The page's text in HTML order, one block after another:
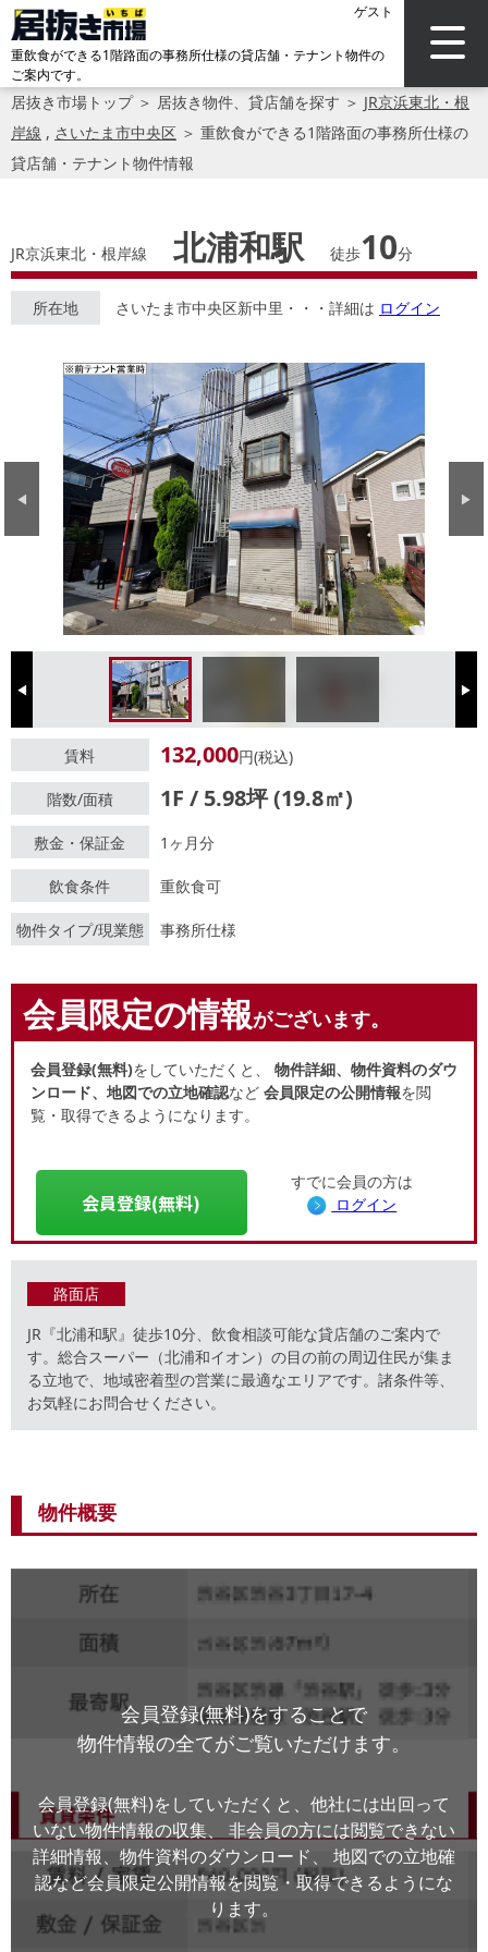
ゲスト
重飲食ができる1階路面の事務所仕様の貸店舗・テナント物件の
ご案内です。
居抜き市場トップ＞ 居抜き物件、貸店舗を探す ＞ JR京浜東北・根
岸線 , さいたま市中央区 ＞ 重飲食ができる1階路面の事務所仕様の
貸店舗・テナント物件情報
JR京浜東北・根岸線 北浦和駅 徒歩10分
所在地 さいたま市中央区新中里・・・詳細は ログイン
Previous Next
Previous Next
賃料 132,000円(税込)
階数/面積 1F / 5.98坪 (19.8㎡)
敷金・保証金 1ヶ月分
飲食条件 重飲食可
物件タイプ/現業態 事務所仕様
会員限定の情報がございます。
会員登録(無料)をしていただくと、 物件詳細、物件資料のダウ
ンロード、地図での立地確認など 会員限定の公開情報を閲
覧・取得できるようになります。
会員登録(無料)
すでに会員の方は
ログイン
路面店
JR『北浦和駅』徒歩10分、飲食相談可能な貸店舗のご案内で
す。総合スーパー（北浦和イオン）の目の前の周辺住民が集ま
る立地で、地域密着型の営業に最適なエリアです。諸条件等、
お気軽にお問合せください。
物件概要
会員登録(無料)をすることで
物件情報の全てがご覧いただけます。
会員登録(無料)をしていただくと、他社には出回って
いない物件情報の収集、
非会員の方には閲覧できない
詳細情報、物件資料のダウンロード、
地図での立地確
認など会員限定公開情報を閲覧・取得できるようにな
ります。